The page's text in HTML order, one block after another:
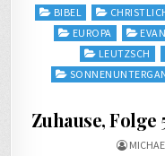
Posted
BIBEL
EUROPA
LEUTZSCH
Zuhause, Folge